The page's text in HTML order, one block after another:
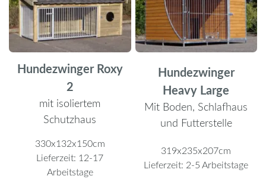
Hundezwinger Roxy
2
mit isoliertem
Schutzhaus
330x132x150cm
Lieferzeit: 12-17
Arbeitstage
Hundezwinger
Heavy Large
Mit Boden, Schlafhaus
und Futterstelle
319x235x207cm
Lieferzeit: 2-5 Arbeitstage